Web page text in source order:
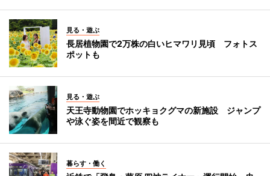
見る・遊ぶ
長居植物園で2万株の白いヒマワリ見頃 フォトス
ポットも
見る・遊ぶ
天王寺動物園でホッキョクグマの新施設 ジャンプ
や泳ぐ姿を間近で観察も
暮らす・働く